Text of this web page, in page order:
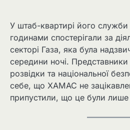
У штаб-квартирі його
годинами спостерігали за
секторі Газа, яка була
середини ночі. Представники
розвідки та національної
себе, що ХАМАС не
припустили, що це були лише